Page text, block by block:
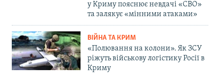
у Криму пояснює невдачі «СВО»
та залякує «мінними атаками»
ВІЙНА ТА КРИМ
«Полювання на колони». Як ЗСУ
ріжуть військову логістику Росії в
Криму